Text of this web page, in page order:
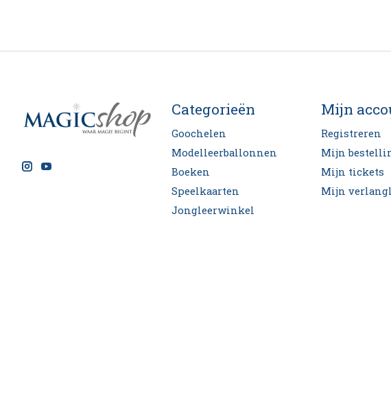
Categorieën
Goochelen
Modelleerballonnen
Boeken
Speelkaarten
Jongleerwinkel
Mijn
Registreren
Mijn
Mijn tickets
Mijn